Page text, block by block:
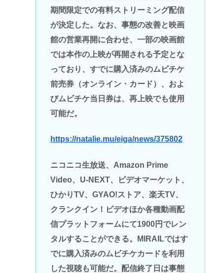
期間限定での有料ストリーミング配信
が決定した。なお、事態の改善と映画
館の営業再開に合わせ、一部の映画館
では本作の上映が再開される予定とな
っており、すでに購入済みのムビチケ
前売券（オンライン・カード）、およ
びムビチケ当日券は、再上映でも使用
可能だ。
https://natalie.mu/eiga/news/375802
ニコニコ生放送、Amazon Prime
Video、U-NEXT、ビデオマーケット、
ひかりTV、GYAO!ストア、楽天TV、
クランクイン！ビデオほか各種動画配
信プラットフォームにて1900円でレン
タルすることができる。MIRAILではす
でに購入済みのムビチケカードを利用
した視聴も可能だ。配信終了日は事態